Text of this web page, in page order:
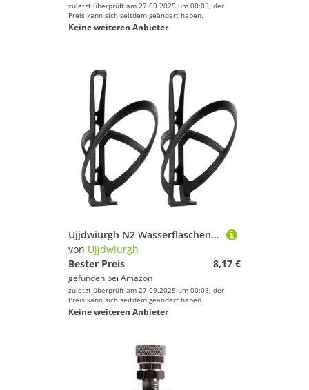
zuletzt überprüft am 27.09.2025 um 00:03; der
Preis kann sich seitdem geändert haben.
Keine weiteren Anbieter
Ujjdwiurgh N2 Wasserflaschenhalter Nylon Carbon K?fig 21g Leichtgewicht Rennrad Flaschenhalter Nylon Wasser Klapprad Langlebig
von Ujjdwiurgh
Bester Preis
8,17 €
gefunden bei Amazon
zuletzt überprüft am 27.09.2025 um 00:03; der
Preis kann sich seitdem geändert haben.
Keine weiteren Anbieter